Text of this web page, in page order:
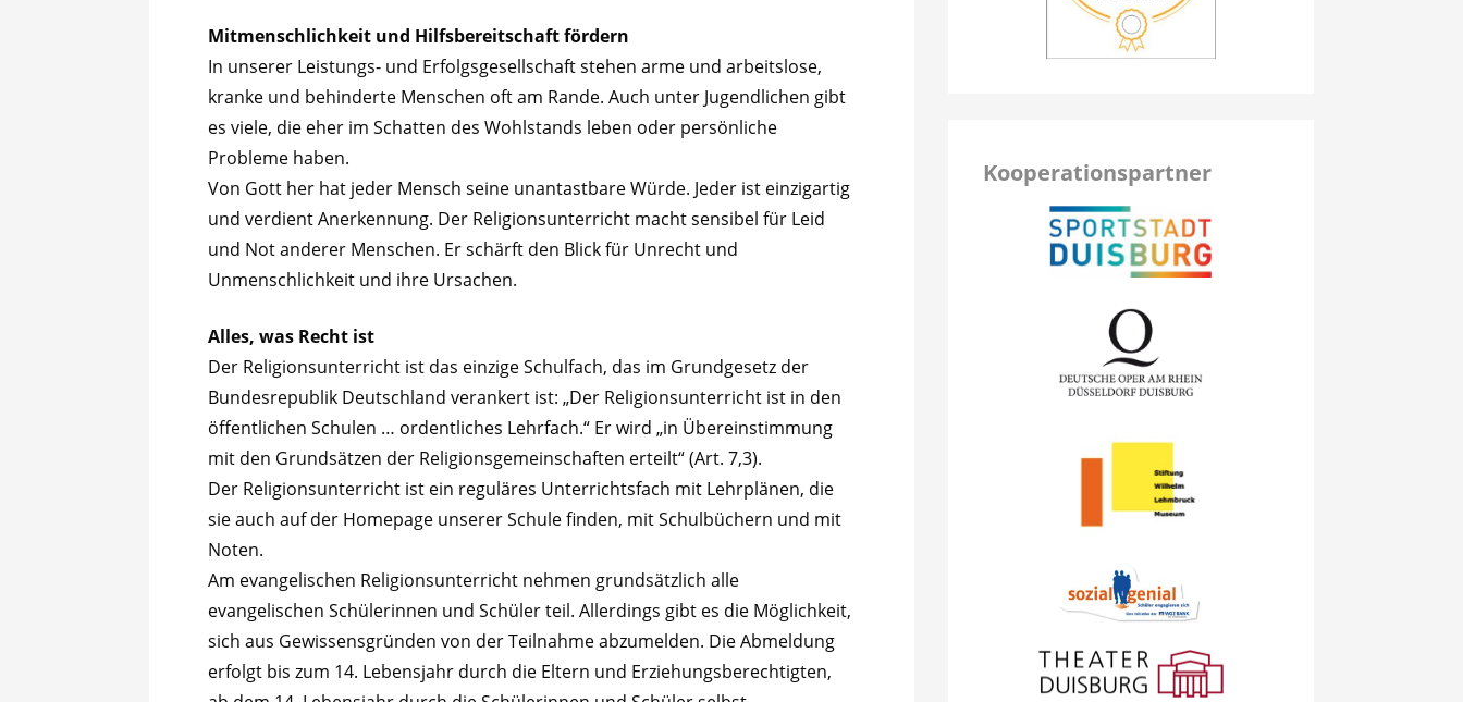
Mitmenschlichkeit und Hilfsbereitschaft fördern
In unserer Leistungs- und Erfolgsgesellschaft stehen arme und arbeitslose,
kranke und behinderte Menschen oft am Rande. Auch unter Jugendlichen gibt
es viele, die eher im Schatten des Wohlstands leben oder persönliche
Probleme haben.
Von Gott her hat jeder Mensch seine unantastbare Würde. Jeder ist einzigartig
und verdient Anerkennung. Der Religionsunterricht macht sensibel für Leid
und Not anderer Menschen. Er schärft den Blick für Unrecht und
Unmenschlichkeit und ihre Ursachen.
Alles, was Recht ist
Der Religionsunterricht ist das einzige Schulfach, das im Grundgesetz der
Bundesrepublik Deutschland verankert ist: „Der Religionsunterricht ist in den
öffentlichen Schulen … ordentliches Lehrfach.“ Er wird „in Übereinstimmung
mit den Grundsätzen der Religionsgemeinschaften erteilt“ (Art. 7,3).
Der Religionsunterricht ist ein reguläres Unterrichtsfach mit Lehrplänen, die
sie auch auf der Homepage unserer Schule finden, mit Schulbüchern und mit
Noten.
Am evangelischen Religionsunterricht nehmen grundsätzlich alle
evangelischen Schülerinnen und Schüler teil. Allerdings gibt es die Möglichkeit,
sich aus Gewissensgründen von der Teilnahme abzumelden. Die Abmeldung
erfolgt bis zum 14. Lebensjahr durch die Eltern und Erziehungsberechtigten,
Kooperationspartner